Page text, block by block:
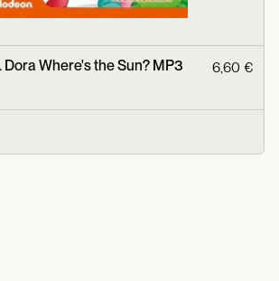
Dora Where's the Sun? MP3
6,60 €